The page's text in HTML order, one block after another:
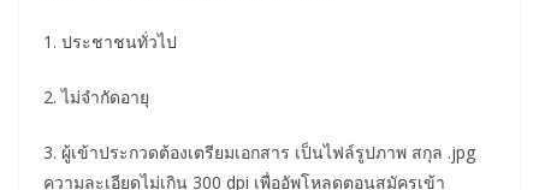
1. ประชาชนทั่วไป
2. ไม่จำกัดอายุ
3. ผู้เข้าประกวดต้องเตรียมเอกสาร เป็นไฟล์รูปภาพ สกุล .jpg
ความละเอียดไม่เกิน 300 dpi เพื่ออัพโหลดตอนสมัครเข้า